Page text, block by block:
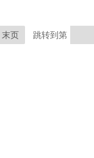
末页 跳转到第